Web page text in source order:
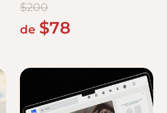
$200
de $78